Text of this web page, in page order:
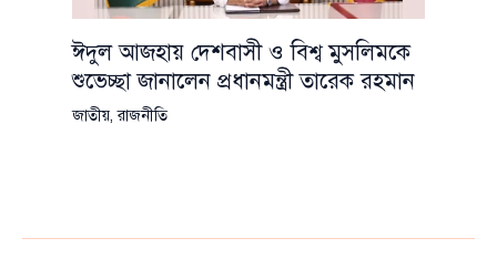
ঈদুল আজহায় দেশবাসী ও বিশ্ব মুসলিমকে
শুভেচ্ছা জানালেন প্রধানমন্ত্রী তারেক রহমান
জাতীয়,রাজনীতি